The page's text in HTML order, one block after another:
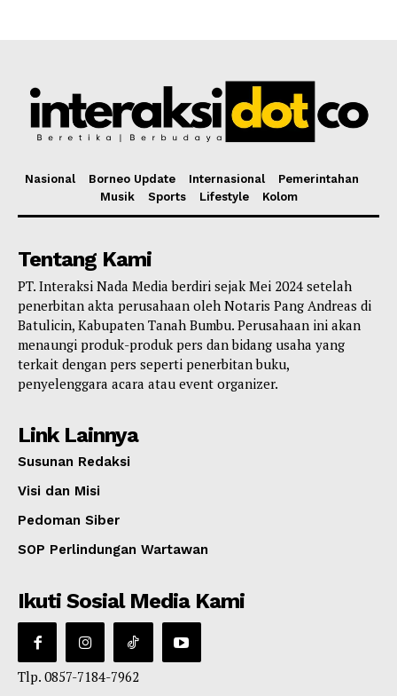
Nasional Borneo Update Internasional
Pemerintahan
Musik
Sports Lifestyle Kolom
Tentang Kami
PT. Interaksi Nada Media berdiri sejak Mei 2024 setelah
penerbitan akta perusahaan oleh Notaris Pang Andreas di
Batulicin, Kabupaten Tanah Bumbu. Perusahaan ini akan
menaungi produk-produk pers dan bidang usaha yang
terkait dengan pers seperti penerbitan buku,
penyelenggara acara atau event organizer.
Link Lainnya
Susunan Redaksi
Visi dan Misi
Pedoman Siber
SOP Perlindungan Wartawan
Ikuti Sosial Media Kami
Tlp. 0857-7184-7962